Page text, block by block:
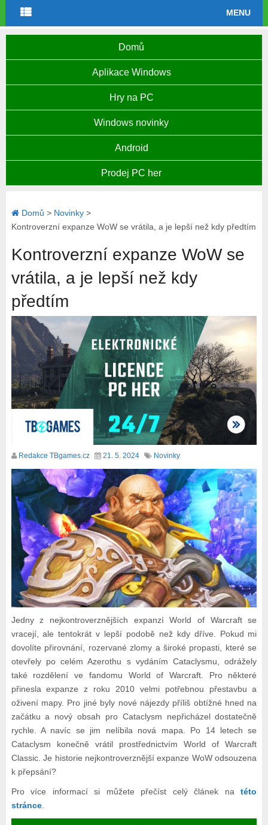
MENU
Domů
Aplikace Windows
Hry na PC
Windows novinky
Android
Prodej PC her
Domů > Novinky>
Kontroverzní expanze WoW se vrátila, a je lepší než kdy předtím
Kontroverzní expanze WoW se
vrátila, a je lepší než kdy
předtím
Redakce TBgames.cz 21. 5. 2024 Novinky
Jedny z nejkontroverznějších expanzí World of Warcraft se
vracejí, ale tentokrát v lepší podobě než kdy dříve. Pokud mi
dovolíte přirovnání, rozervané zlomy a široké propasti, které se
otevřely po celém Azerothu s vydáním Cataclysmu, odrážely
také rozdělení ve fandomu World of Warcraft. Pro některé
přinesla expanze z roku 2010 velmi potřebnou přestavbu a
oživení mapy. Pro jiné byly nové nájezdy příliš obtížné hned na
začátku a nový obsah pro Cataclysm nepřicházel dostatečně
rychle. A navíc se jim nelíbila nová mapa. Po 14 letech se
Cataclysm konečně vrátil prostřednictvím World of Warcraft
Classic. Je historie nejkontroverznější expanze WoW odsouzena
k přepsání?
Pro více informací si můžete přečíst celý článek natéto
stránce.